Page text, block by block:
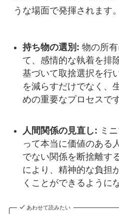
うな場面で発揮されます。
持ち物の選別: 物の所
て、感情的な執着を排
基づいて取捨選択を行
を減らすだけでなく、
めの重要なプロセスです
人間関係の見直し: ミ
って本当に価値のある
でない関係を断捨離す
により、精神的な負担
くことができるように
あわせて読みたい